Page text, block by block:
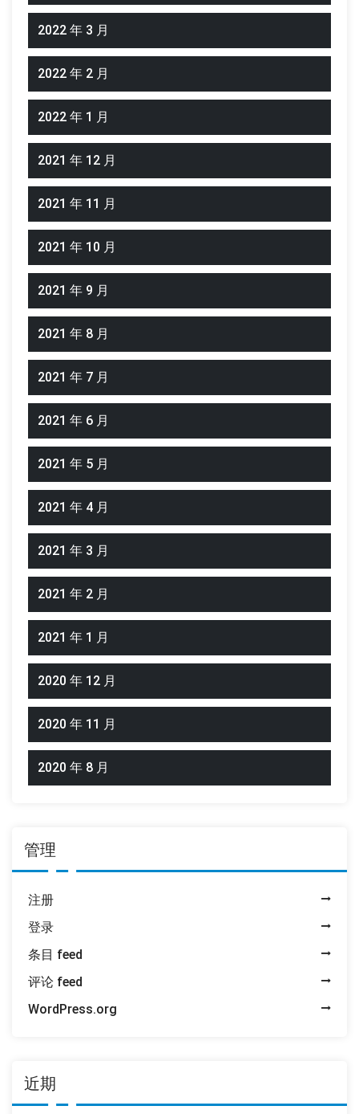
2022 年 3 月
2022 年 2 月
2022 年 1 月
2021 年 12 月
2021 年 11 月
2021 年 10 月
2021 年 9 月
2021 年 8 月
2021 年 7 月
2021 年 6 月
2021 年 5 月
2021 年 4 月
2021 年 3 月
2021 年 2 月
2021 年 1 月
2020 年 12 月
2020 年 11 月
2020 年 8 月
管理
注册
登录
条目 feed
评论 feed
WordPress.org
近期